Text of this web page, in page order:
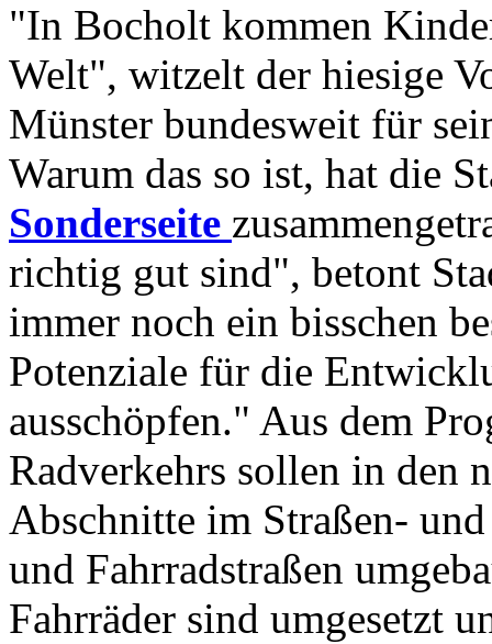
"In Bocholt kommen
Welt", witzelt der hiesige
Münster bundesweit für
Warum das so ist, hat die
Sonderseite
richtig gut sind", betont
immer noch ein bisschen
Potenziale für die
ausschöpfen." Aus dem
Radverkehrs sollen in den
Abschnitte im Straßen-
und Fahrradstraßen
Fahrräder sind umgesetzt